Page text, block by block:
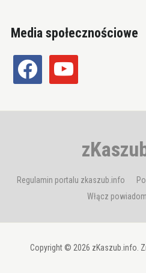
Media społecznościowe
facebook youtube
Regulamin portalu zkaszub.info
Włącz
Copyright © 2026 zKaszub.info.